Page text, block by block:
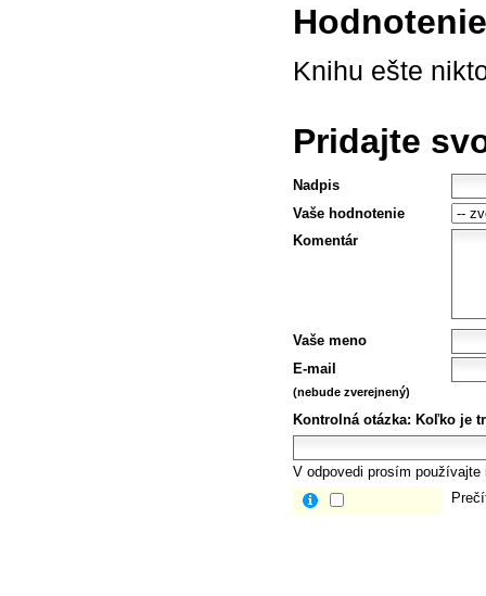
Knihu ešte
Pridajte
Nadpis
Vaše hodnotenie
Komentár
Vaše meno
E-mail
(nebude zverejnený)
Kontrolná otázka: Koľko je
V odpovedi prosím